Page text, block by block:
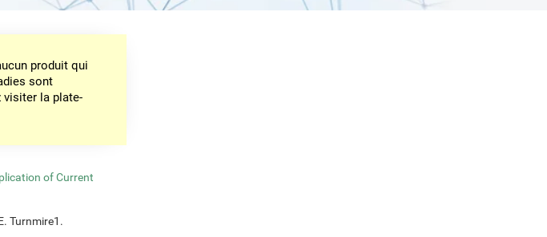
produit qui
sont
visiter la plate-
of Current
Turnmire1.